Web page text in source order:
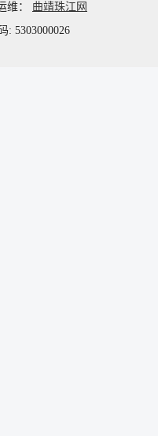
维： 曲靖珠江网
: 5303000026